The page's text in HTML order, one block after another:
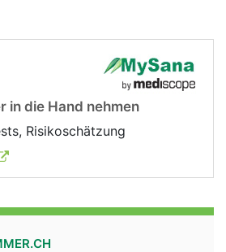
in die Hand nehmen
Risikoschätzung